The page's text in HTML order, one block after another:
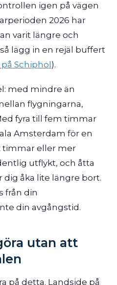
igen på vägen
2026 har
varit längre och
lägg in en rejäl buffert
Schiphol ).
med mindre än
flygningarna,
fyra till fem timmar
Amsterdam för en
timmar eller mer
utflykt, och åtta
åka lite längre bort.
från din
din avgångstid.
utan att
på detta. Landside på